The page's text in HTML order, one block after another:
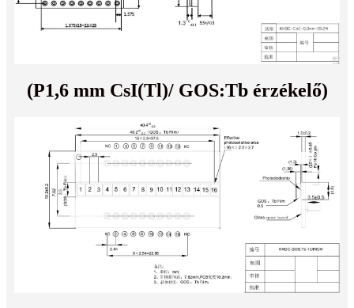
(P1,6 mm CsI(Tl)/ GOS:Tb érzékelő)